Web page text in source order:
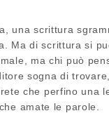
una scrittura
Ma di scrittura si
ma chi può
sogna di
che perfino una
amate le parole.